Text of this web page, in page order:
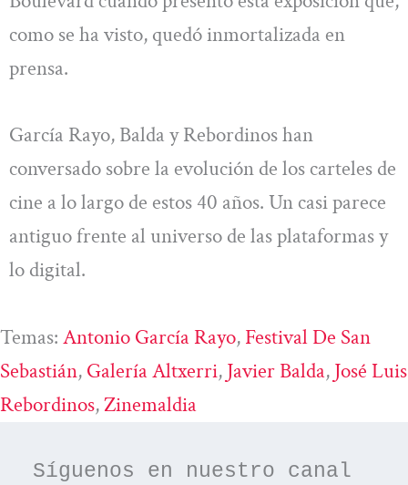
como se ha visto, quedó inmortalizada en
prensa.
García Rayo, Balda y Rebordinos han
conversado sobre la evolución de los carteles de
cine a lo largo de estos 40 años. Un casi parece
antiguo frente al universo de las plataformas y
lo digital.
Temas: Antonio García Rayo, Festival De San
Sebastián, Galería Altxerri, Javier Balda, José Luis
Rebordinos, Zinemaldia
Síguenos en nuestro canal